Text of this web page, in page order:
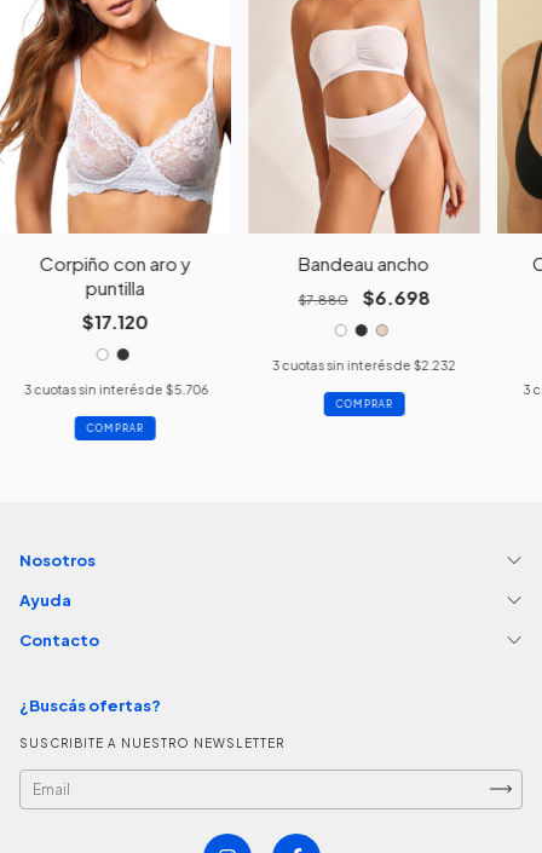
Corpiño con aro y
puntilla
$17.120
3cuotas sin interés de $5.706
COMPRAR
Bandeau ancho
$7.880 $6.698
3 cuotas sin interés de $2.232
COMPRAR
3
Nosotros
Ayuda
Contacto
¿Buscás ofertas?
SUSCRIBITE A NUESTRO NEWSLETTER